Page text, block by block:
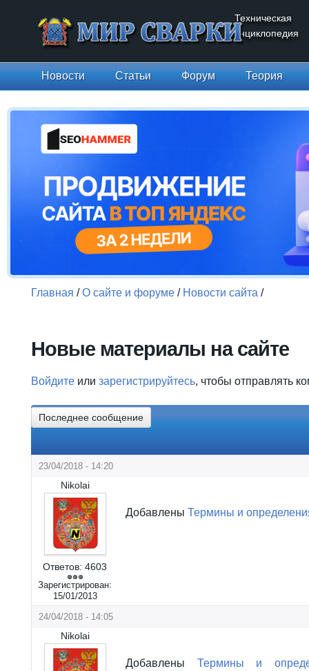
Техническая
энциклопедия
Новости Статьи Форум Теория
Главная /О сайте и форуме / Новости сайта /
Новые материалы на сайте
Войдите или зарегистрируйтесь, чтобы отправлять
Последнее сообщение
23/04/2018 - 14:20
Nikolai
Ответов: 4603
Зарегистрирован:
15/01/2013
Добавлены Термины и
24/04/2018 - 14:05
Nikolai
Добавлены Термины и